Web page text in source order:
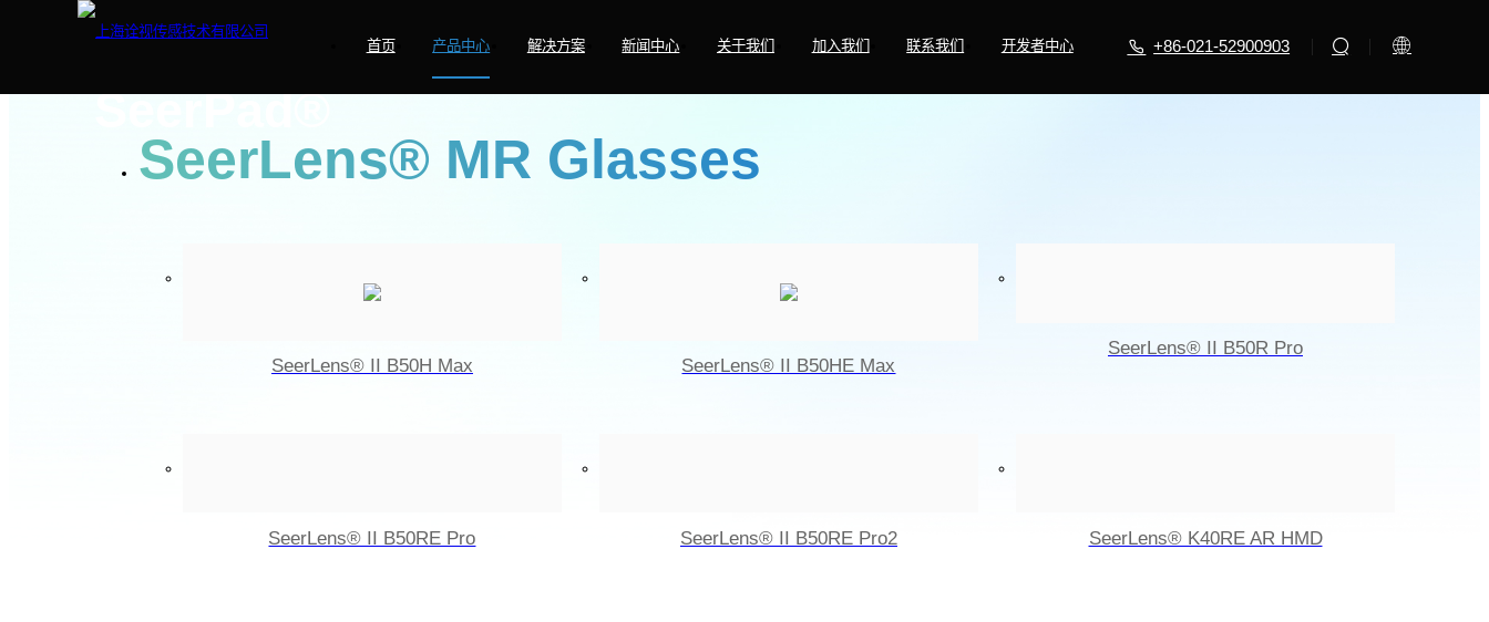
首页 产品中心 解决方案 新闻中心 关于我们 加入我们 联系我们 开发者中心 +86-021-52900903
PRODUCTS
SeerPad®
您当前所在的位置：
SeerLens® MR Glasses
SeerLens® II B50H Max SeerLens® II B50HE Max
SeerLens® II B50R Pro
SeerLens® II B50RE Pro SeerLens® II B50RE Pro2 SeerLens® K40RE AR HMD